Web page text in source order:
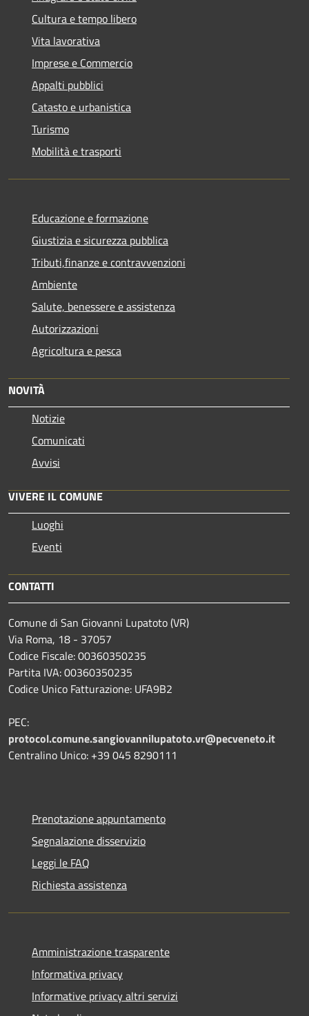
Cultura e tempo libero
Vita lavorativa
Imprese e Commercio
Appalti pubblici
Catasto e urbanistica
Turismo
Mobilità e trasporti
Educazione e formazione
Giustizia e sicurezza pubblica
Tributi,finanze e contravvenzioni
Ambiente
Salute, benessere e assistenza
Autorizzazioni
Agricoltura e pesca
NOVITÀ
Notizie
Comunicati
Avvisi
VIVERE IL COMUNE
Luoghi
Eventi
CONTATTI
Comune di San Giovanni Lupatoto (VR)
Via Roma, 18 - 37057
Codice Fiscale: 00360350235
Partita IVA: 00360350235
Codice Unico Fatturazione: UFA9B2
PEC:
protocol.comune.sangiovannilupatoto.vr@pecveneto.it
Centralino Unico: +39 045 8290111
Prenotazione appuntamento
Segnalazione disservizio
Leggi le FAQ
Richiesta assistenza
Amministrazione trasparente
Informativa privacy
Informative privacy altri servizi